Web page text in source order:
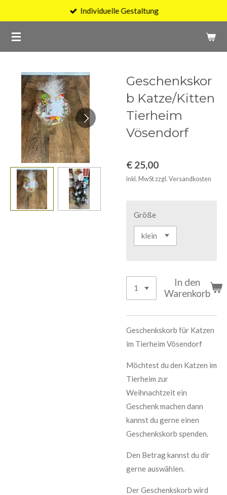
springen
Individuelle Gestaltung
Geschenkskor
b Katze/Kitten
Tierheim
Vösendorf
€ 25,00
inkl. MwSt zzgl. Versandkosten
Größe
In den
Warenkorb
Geschenkskorb für Katzen
im Tierheim Vösendorf
Möchtest du den Katzen im
Tierheim zur
Weihnachtzeit ein
Geschenk machen dann
kannst du gerne einen
Geschenkskorb spenden.
Den Betrag kannst du dir
gerne auswählen.
Der Geschenkskorb wird